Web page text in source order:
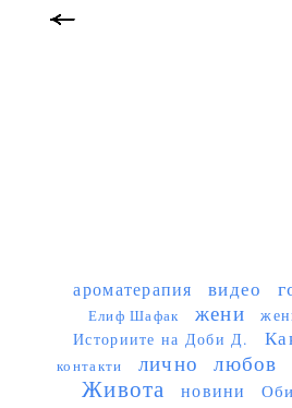
ароматерапия видео
Елиф Шафак жени
Историите на Доби Д.
контакти лично любов
Живота
новини